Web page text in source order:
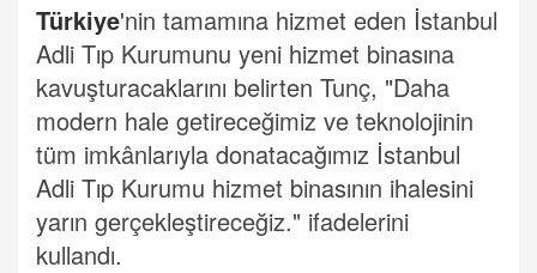
Türkiye'nin tamamına hizmet eden İstanbul
Adli Tıp Kurumunu yeni hizmet binasına
kavuşturacaklarını belirten Tunç, "Daha
modern hale getireceğimiz ve teknolojinin
tüm imkânlarıyla donatacağımız İstanbul
Adli Tıp Kurumu hizmet binasının ihalesini
yarın gerçekleştireceğiz." ifadelerini
kullandı.